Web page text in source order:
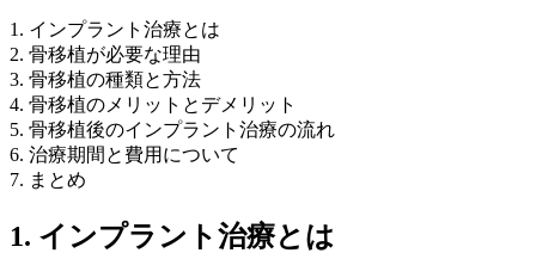
1. インプラント治療とは
2. 骨移植が必要な理由
3. 骨移植の種類と方法
4. 骨移植のメリットとデメリット
5. 骨移植後のインプラント治療の流れ
6. 治療期間と費用について
7. まとめ
1. インプラント治療とは